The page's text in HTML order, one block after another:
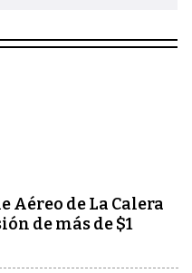
Aéreo de La Calera
de más de $1